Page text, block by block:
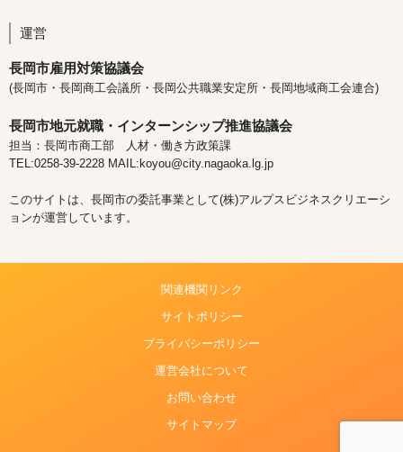
運営
長岡市雇用対策協議会
(長岡市・長岡商工会議所・長岡公共職業安定所・長岡地域商工会連合)
長岡市地元就職・インターンシップ推進協議会
担当：長岡市商工部 人材・働き方政策課
TEL:0258-39-2228 MAIL:koyou@city.nagaoka.lg.jp
このサイトは、長岡市の委託事業として(株)アルプスビジネスクリエーシ
ョンが運営しています。
関連機関リンク
サイトポリシー
プライバシーポリシー
運営会社について
お問い合わせ
サイトマップ